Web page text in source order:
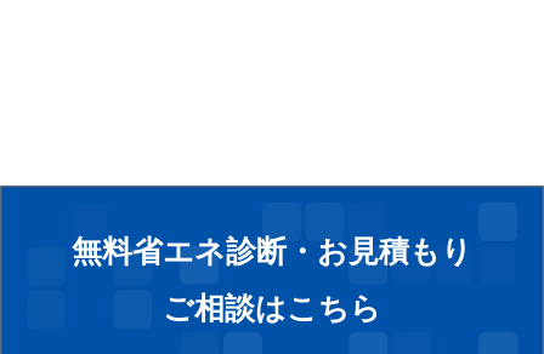
無料省エネ診断・お見積もり
ご相談はこちら